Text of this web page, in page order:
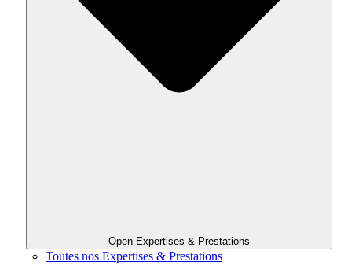
Open Expertises & Prestations
Toutes nos Expertises & Prestations